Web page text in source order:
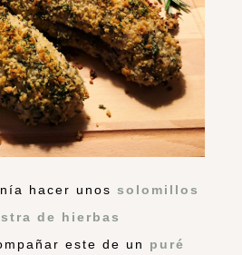
hacer unos solomillos
de hierbas
este de un puré